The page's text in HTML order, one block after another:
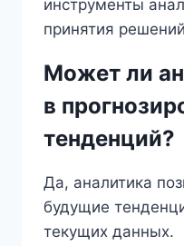
инструменты
принятия
Может ли
в
тенденций?
Да, аналитика
будущие
текущих данных.